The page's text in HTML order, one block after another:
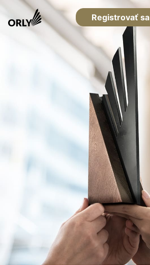
Registrovať sa